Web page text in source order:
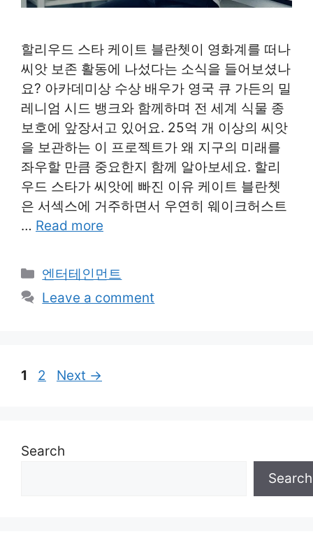
할리우드 스타 케이트 블란쳇이 영화계를 떠나
씨앗 보존 활동에 나섰다는 소식을 들어보셨나
요? 아카데미상 수상 배우가 영국 큐 가든의 밀
레니엄 시드 뱅크와 함께하며 전 세계 식물 종
보호에 앞장서고 있어요. 25억 개 이상의 씨앗
을 보관하는 이 프로젝트가 왜 지구의 미래를
좌우할 만큼 중요한지 함께 알아보세요. 할리
우드 스타가 씨앗에 빠진 이유 케이트 블란쳇
은 서섹스에 거주하면서 우연히 웨이크허스트
… Read more
Categories
엔터테인먼트
Leave a comment
Page
1 Page
2 Next →
Search
Search